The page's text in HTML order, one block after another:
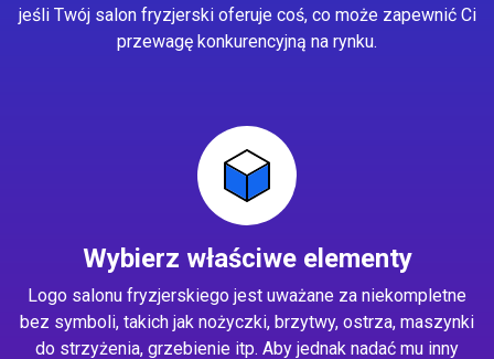
jeśli Twój salon fryzjerski oferuje coś, co może zapewnić Ci
przewagę konkurencyjną na rynku.
Wybierz właściwe elementy
Logo salonu fryzjerskiego jest uważane za niekompletne
bez symboli, takich jak nożyczki, brzytwy, ostrza, maszynki
do strzyżenia, grzebienie itp. Aby jednak nadać mu inny